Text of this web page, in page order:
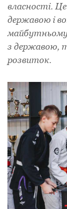
власності.
державою і
майбутньому
з державою,
розвиток.